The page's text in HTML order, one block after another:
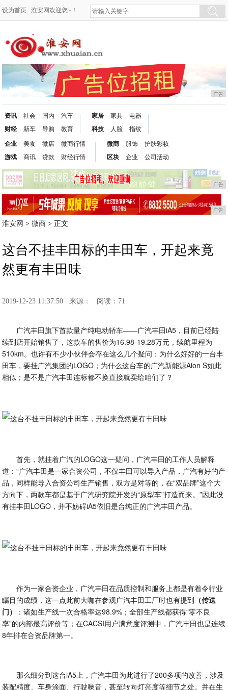
设为首页 淮安网欢迎您~！
广告
资讯
财经
社会
新车
国内
导购
汽车
教育
家居
科技
家具
人脸
电器
指纹
企业
游戏
美食
商讯
微店
贷款
微商行情
财经行情
微商
区块
服饰
企业
护肤彩妆
公司活动
广告
广告
淮安网 >微商 > 正文
这台不挂丰田标的丰田车，开起来竟
然更有丰田味
2019-12-23 11:37:50 来源： 阅读：71
广汽丰田旗下首款量产纯电动轿车——广汽丰田iA5，目前已经陆
续到店开始销售了，这款车的售价为16.98-19.28万元，续航里程为
510km。也许有不少小伙伴会存在这么几个疑问：为什么好好的一台丰
田车，要挂广汽集团的LOGO；为什么这台车的广汽新能源Aion S如此
相似；是不是广汽丰田连标都不换直接就卖给咱们了？
首先，就挂着广汽的LOGO这一疑问，广汽丰田的工作人员解释
道：“广汽丰田是一家合资公司，不仅丰田可以导入产品，广汽有好的产
品，同样能导入合资公司生产销售，双方是对等的，在“双品牌”这个大
方向下，两款车都是基于广汽研究院开发的“原型车”打造而来。”因此没
有挂丰田LOGO，并不妨碍iA5依旧是台纯正的广汽丰田产品。
作为一家合资企业，广汽丰田在品质控制和服务上都是有着令行业
瞩目的成绩，这一点此前大咖在参观广汽丰田工厂时也有提到 （传送
门）
：诸如生产线一次合格率达98.9%；全部生产线都获得“零不良
率”的内部最高评价等；在CACSI用户满意度评测中，广汽丰田也是连续
8年排在合资品牌第一。
那么细分到这台iA5上，广汽丰田为此进行了200多项的改善，涉及
装配精度、车身涂面、行驶噪音，甚至转向灯亮度等细节之处。并在生